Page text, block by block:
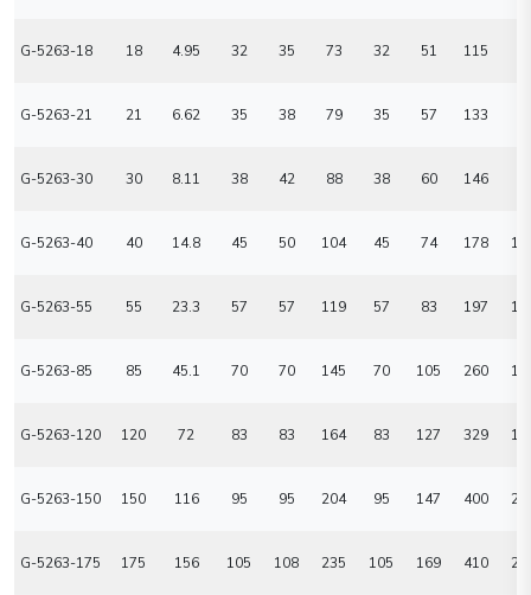
G-5263-18 18 4.95 32 35 73 32 51 115
G-5263-21 21 6.62 35 38 79 35 57 133
G-5263-30 30 8.11 38 42 88 38 60 146
G-5263-40 40 14.8 45 50 104 45 74 178
G-5263-55 55 23.3 57 57 119 57 83 197
G-5263-85 85 45.1 70 70 145 70 105 260
G-5263-120 120 72 83 83 164 83 127 329
G-5263-150 150 116 95 95 204 95 147 400
G-5263-175 175 156 105 108 235 105 169 410